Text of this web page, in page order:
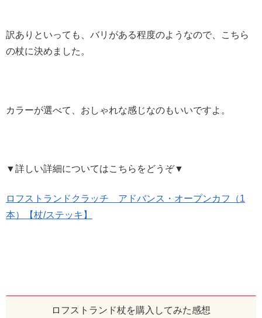
訳ありといっても、バリがある程度のようなので、こちら
の杖に決めました。
カラーが選べて、おしゃれな感じなのもいいですよ。
▼詳しい詳細についてはこちらをどうぞ▼
ロフストランドクラッチ アドバンス・オープンカフ（1
本）【杖/ステッキ】
ロフストランド杖を購入してみた感想